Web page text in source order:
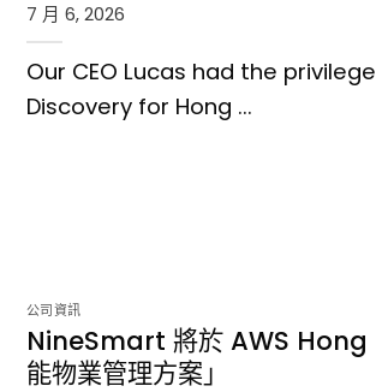
7 月 6, 2026
Our CEO Lucas had the
Discovery for Hong ...
公司資訊
NineSmart 將於 AWS
能物業管理方案」